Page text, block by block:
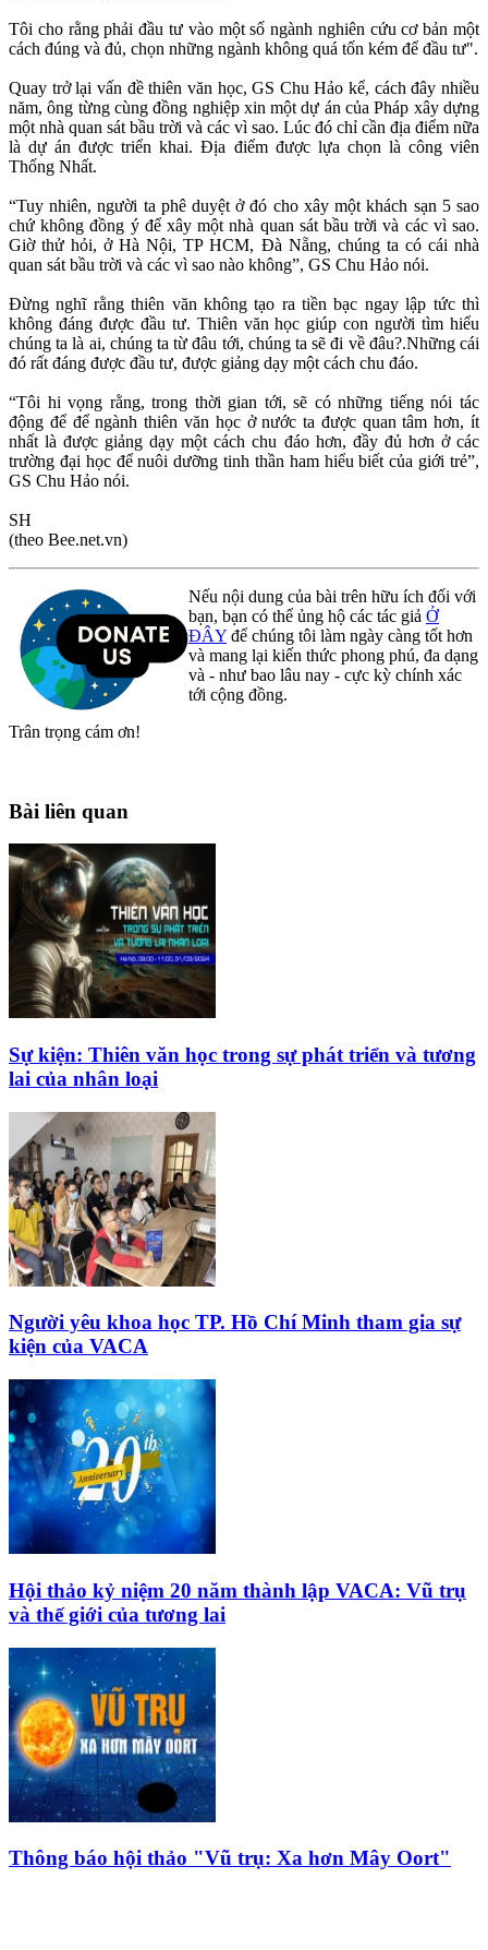
Tôi cho rằng phải đầu tư vào một số ngành nghiên cứu cơ bản một
cách đúng và đủ, chọn những ngành không quá tốn kém để đầu tư".
Quay trở lại vấn đề thiên văn học, GS Chu Hảo kể, cách đây nhiều
năm, ông từng cùng đồng nghiệp xin một dự án của Pháp xây dựng
một nhà quan sát bầu trời và các vì sao. Lúc đó chỉ cần địa điểm nữa
là dự án được triển khai. Địa điểm được lựa chọn là công viên
Thống Nhất.
“Tuy nhiên, người ta phê duyệt ở đó cho xây một khách sạn 5 sao
chứ không đồng ý để xây một nhà quan sát bầu trời và các vì sao.
Giờ thử hỏi, ở Hà Nội, TP HCM, Đà Nẵng, chúng ta có cái nhà
quan sát bầu trời và các vì sao nào không”, GS Chu Hảo nói.
Đừng nghĩ rằng thiên văn không tạo ra tiền bạc ngay lập tức thì
không đáng được đầu tư. Thiên văn học giúp con người tìm hiểu
chúng ta là ai, chúng ta từ đâu tới, chúng ta sẽ đi về đâu?.Những cái
đó rất đáng được đầu tư, được giảng dạy một cách chu đáo.
“Tôi hi vọng rằng, trong thời gian tới, sẽ có những tiếng nói tác
động để để ngành thiên văn học ở nước ta được quan tâm hơn, ít
nhất là được giảng dạy một cách chu đáo hơn, đầy đủ hơn ở các
trường đại học để nuôi dưỡng tinh thần ham hiểu biết của giới trẻ”,
GS Chu Hảo nói.
SH
(theo Bee.net.vn)
Nếu nội dung của bài trên hữu ích đối với
bạn, bạn có thể ủng hộ các tác giả Ở
ĐÂY để chúng tôi làm ngày càng tốt hơn
và mang lại kiến thức phong phú, đa dạng
và - như bao lâu nay - cực kỳ chính xác
tới cộng đồng.
Trân trọng cám ơn!
Bài liên quan
Sự kiện: Thiên văn học trong sự phát triển và tương
lai của nhân loại
Người yêu khoa học TP. Hồ Chí Minh tham gia sự
kiện của VACA
Hội thảo kỷ niệm 20 năm thành lập VACA: Vũ trụ
và thế giới của tương lai
Thông báo hội thảo "Vũ trụ: Xa hơn Mây Oort"